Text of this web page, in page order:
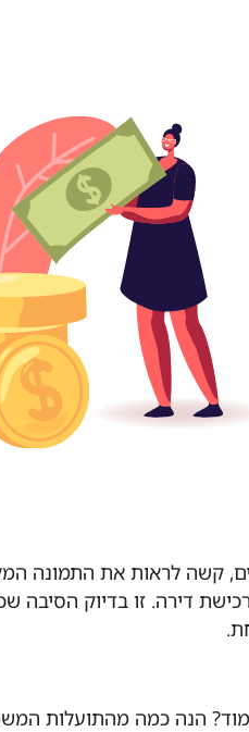
קשה לראות את התמונה
דירה. זו בדיוק הסיבה
הנה כמה מהתועלות